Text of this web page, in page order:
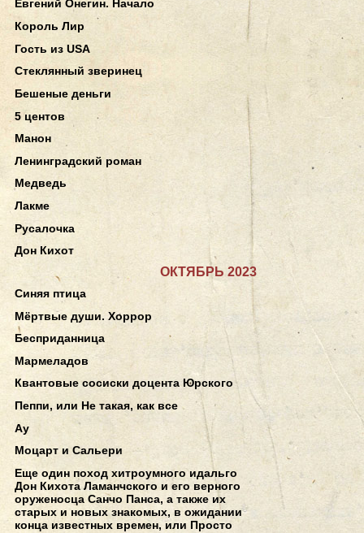
Евгений Онегин. Начало
Король Лир
Гость из USA
Стеклянный зверинец
Бешеные деньги
5 центов
Манон
Ленинградский роман
Медведь
Лакме
Русалочка
Дон Кихот
ОКТЯБРЬ 2023
Синяя птица
Мёртвые души. Хоррор
Бесприданница
Мармеладов
Квантовые сосиски доцента Юрского
Пеппи, или Не такая, как все
Ау
Моцарт и Сальери
Еще один поход хитроумного идальго
Дон Кихота Ламанчского и его верного
оруженосца Санчо Панса, а также их
старых и новых знакомых, в ожидании
конца известных времен, или Просто